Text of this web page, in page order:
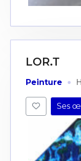
LOR.T
Peinture ·
Ses